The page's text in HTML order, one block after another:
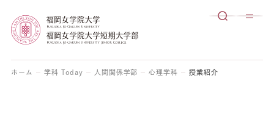
ホーム 学科 Today 人間関係学部 心理学科 授業紹介